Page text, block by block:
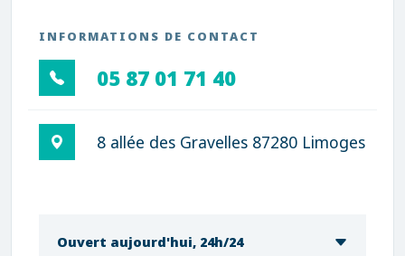
INFORMATIONS DE CONTACT
05 87 01 71 40
8 allée des Gravelles 87280 Limoges
Ouvert aujourd'hui, 24h/24